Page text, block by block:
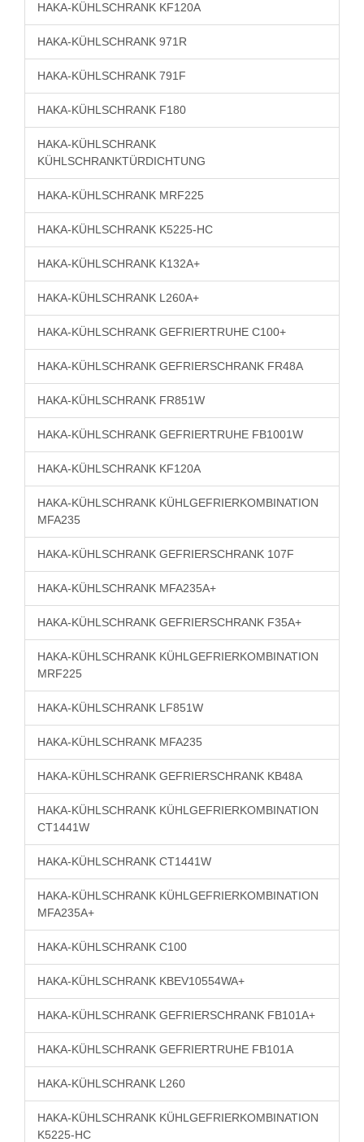
HAKA-KÜHLSCHRANK KF120A
HAKA-KÜHLSCHRANK 971R
HAKA-KÜHLSCHRANK 791F
HAKA-KÜHLSCHRANK F180
HAKA-KÜHLSCHRANK
KÜHLSCHRANKTÜRDICHTUNG
HAKA-KÜHLSCHRANK MRF225
HAKA-KÜHLSCHRANK K5225-HC
HAKA-KÜHLSCHRANK K132A+
HAKA-KÜHLSCHRANK L260A+
HAKA-KÜHLSCHRANK GEFRIERTRUHE C100+
HAKA-KÜHLSCHRANK GEFRIERSCHRANK FR48A
HAKA-KÜHLSCHRANK FR851W
HAKA-KÜHLSCHRANK GEFRIERTRUHE FB1001W
HAKA-KÜHLSCHRANK KF120A
HAKA-KÜHLSCHRANK KÜHLGEFRIERKOMBINATION
MFA235
HAKA-KÜHLSCHRANK GEFRIERSCHRANK 107F
HAKA-KÜHLSCHRANK MFA235A+
HAKA-KÜHLSCHRANK GEFRIERSCHRANK F35A+
HAKA-KÜHLSCHRANK KÜHLGEFRIERKOMBINATION
MRF225
HAKA-KÜHLSCHRANK LF851W
HAKA-KÜHLSCHRANK MFA235
HAKA-KÜHLSCHRANK GEFRIERSCHRANK KB48A
HAKA-KÜHLSCHRANK KÜHLGEFRIERKOMBINATION
CT1441W
HAKA-KÜHLSCHRANK CT1441W
HAKA-KÜHLSCHRANK KÜHLGEFRIERKOMBINATION
MFA235A+
HAKA-KÜHLSCHRANK C100
HAKA-KÜHLSCHRANK KBEV10554WA+
HAKA-KÜHLSCHRANK GEFRIERSCHRANK FB101A+
HAKA-KÜHLSCHRANK GEFRIERTRUHE FB101A
HAKA-KÜHLSCHRANK L260
HAKA-KÜHLSCHRANK KÜHLGEFRIERKOMBINATION
K5225-HC